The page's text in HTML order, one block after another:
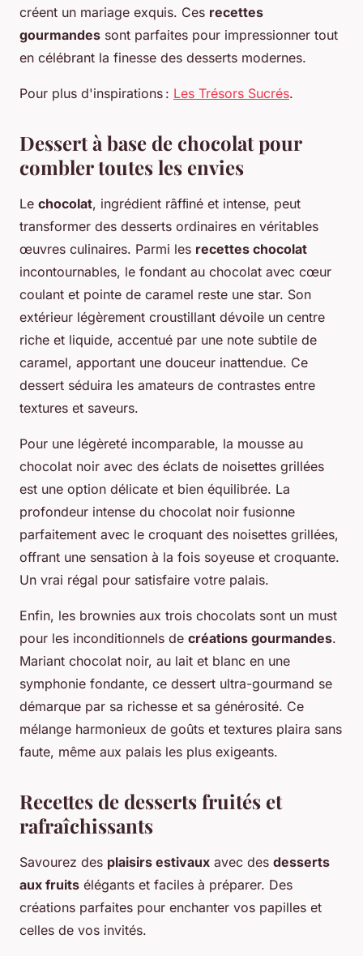
créent un mariage exquis. Ces recettes
gourmandes sont parfaites pour impressionner tout
en célébrant la finesse des desserts modernes.
Pour plus d'inspirations : Les Trésors Sucrés.
Dessert à base de chocolat pour
combler toutes les envies
Le chocolat, ingrédient râfﬁné et intense, peut
transformer des desserts ordinaires en véritables
œuvres culinaires. Parmi les recettes chocolat
incontournables, le fondant au chocolat avec cœur
coulant et pointe de caramel reste une star. Son
extérieur légèrement croustillant dévoile un centre
riche et liquide, accentué par une note subtile de
caramel, apportant une douceur inattendue. Ce
dessert séduira les amateurs de contrastes entre
textures et saveurs.
Pour une légèreté incomparable, la mousse au
chocolat noir avec des éclats de noisettes grillées
est une option délicate et bien équilibrée. La
profondeur intense du chocolat noir fusionne
parfaitement avec le croquant des noisettes grillées,
offrant une sensation à la fois soyeuse et croquante.
Un vrai régal pour satisfaire votre palais.
Enfin, les brownies aux trois chocolats sont un must
pour les inconditionnels de créations gourmandes.
Mariant chocolat noir, au lait et blanc en une
symphonie fondante, ce dessert ultra-gourmand se
démarque par sa richesse et sa générosité. Ce
mélange harmonieux de goûts et textures plaira sans
faute, même aux palais les plus exigeants.
Recettes de desserts fruités et
rafraîchissants
Savourez des plaisirs estivaux avec des desserts
aux fruits élégants et faciles à préparer. Des
créations parfaites pour enchanter vos papilles et
celles de vos invités.